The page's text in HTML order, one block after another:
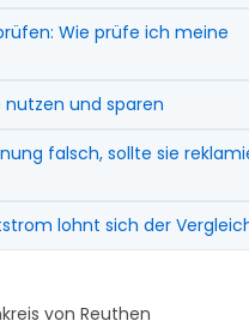
Wie prüfe ich meine
nutzen und sparen
falsch, sollte sie
lohnt sich der
von Reuthen